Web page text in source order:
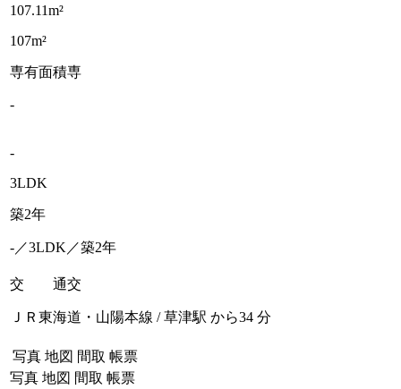
107.11m²
107m²
専有面積専
-
-
3LDK
築2年
-／3LDK／築2年
交 通交
ＪＲ東海道・山陽本線 / 草津駅 から34 分
写真 地図 間取 帳票
写真 地図 間取 帳票